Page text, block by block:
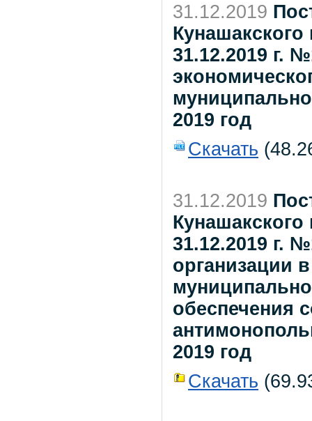
31.12.2019
31.12.2019 г.
2019 год
Скачать
31.12.2019
31.12.2019 г.
организации
обеспечения
2019 год
Скачать